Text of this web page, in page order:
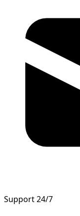
Support 24/7